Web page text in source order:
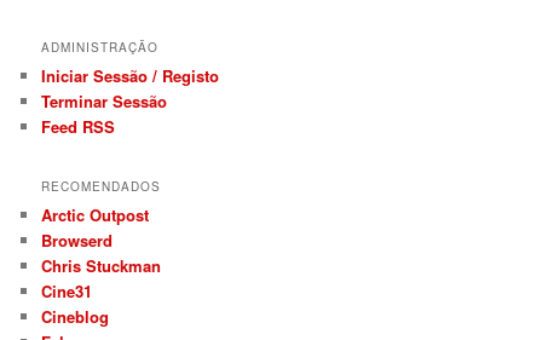
ADMINISTRAÇÃO
Iniciar Sessão / Registo
Terminar Sessão
Feed RSS
RECOMENDADOS
Arctic Outpost
Browserd
Chris Stuckman
Cine31
Cineblog